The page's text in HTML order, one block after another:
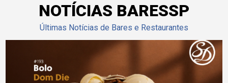
NOTÍCIAS BARESSP
Últimas Notícias de Bares e Restaurantes